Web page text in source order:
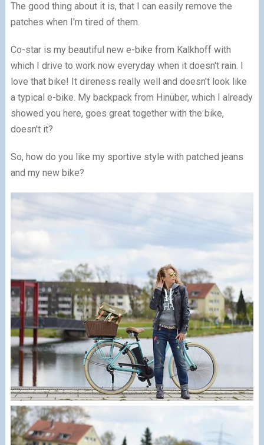
The good thing about it is, that I can easily remove the
patches when I'm tired of them.
Co-star is my beautiful new e-bike from Kalkhoff with
which I drive to work now everyday when it doesn't rain. I
love that bike! It direness really well and doesn't look like
a typical e-bike. My backpack from Hinüber, which I already
showed you here, goes great together with the bike,
doesn't it?
So, how do you like my sportive style with patched jeans
and my new bike?